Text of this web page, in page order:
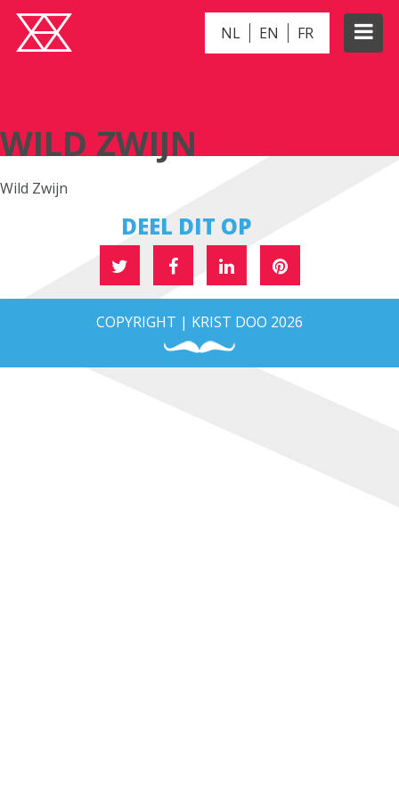
NL EN FR
WILD ZWIJN
Wild Zwijn
DEEL DIT OP
COPYRIGHT | KRIST DOO 2026